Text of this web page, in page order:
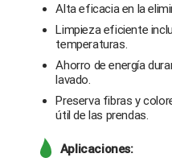
Alta eficacia en la
Limpieza eficiente
temperaturas.
Ahorro de energía
lavado.
Preserva fibras y
útil de las prendas.
Aplicaciones: